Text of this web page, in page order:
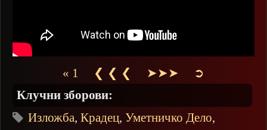
« 1 ❮ ❮ ❮ ➤➤➤
➲
Клучни зборови:
Изложба, Крадец, Уметничко Дело,